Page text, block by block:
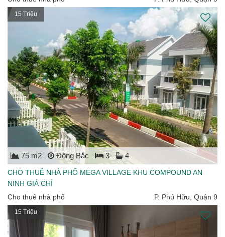
15 Triệu
75 m2 Đông Bắc 3 4
CHO THUÊ NHÀ PHỐ MEGA VILLAGE KHU COMPOUND AN
NINH GIÁ CHỈ
Cho thuê nhà phố
P. Phú Hữu, Quận 9
15 Triệu